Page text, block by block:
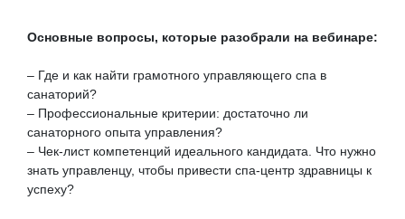
Основные вопросы, которые разобрали на вебинаре:
– Где и как найти грамотного управляющего спа в
санаторий?
– Профессиональные критерии: достаточно ли
санаторного опыта управления?
– Чек-лист компетенций идеального кандидата. Что нужно
знать управленцу, чтобы привести спа-центр здравницы к
успеху?